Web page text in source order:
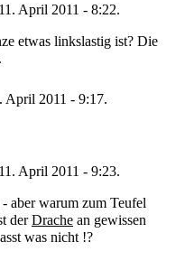
April 2011 - 8:22.
etwas linkslastig ist? Die
April 2011 - 9:17.
April 2011 - 9:23.
aber warum zum Teufel
derDrache an gewissen
was nicht !?